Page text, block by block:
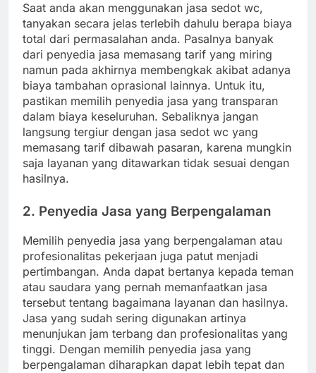
Saat anda akan menggunakan jasa sedot wc,
tanyakan secara jelas terlebih dahulu berapa biaya
total dari permasalahan anda. Pasalnya banyak
dari penyedia jasa memasang tarif yang miring
namun pada akhirnya membengkak akibat adanya
biaya tambahan oprasional lainnya. Untuk itu,
pastikan memilih penyedia jasa yang transparan
dalam biaya keseluruhan. Sebaliknya jangan
langsung tergiur dengan jasa sedot wc yang
memasang tarif dibawah pasaran, karena mungkin
saja layanan yang ditawarkan tidak sesuai dengan
hasilnya.
2. Penyedia Jasa yang Berpengalaman
Memilih penyedia jasa yang berpengalaman atau
profesionalitas pekerjaan juga patut menjadi
pertimbangan. Anda dapat bertanya kepada teman
atau saudara yang pernah memanfaatkan jasa
tersebut tentang bagaimana layanan dan hasilnya.
Jasa yang sudah sering digunakan artinya
menunjukan jam terbang dan profesionalitas yang
tinggi. Dengan memilih penyedia jasa yang
berpengalaman diharapkan dapat lebih tepat dan